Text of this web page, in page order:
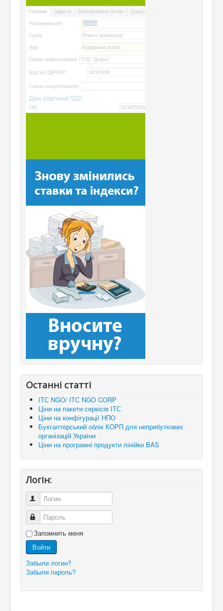
Останні статті
ІТС NGO/ ІТС NGO CORP
Ціни на пакети сервісів ІТС
Ціни на конфігурації НПО
Бухгалтерський облік КОРП для неприбуткових
організацій України
Ціни на програмні продукти лінійки BAS
Логін:
Логин
Пароль
Запомнить меня
Войти
Забыли логин?
Забыли пароль?